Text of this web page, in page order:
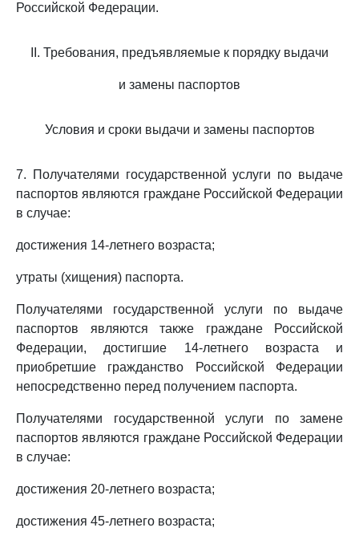
Российской Федерации.
II. Требования, предъявляемые к порядку выдачи
и замены паспортов
Условия и сроки выдачи и замены паспортов
7. Получателями государственной услуги по выдаче
паспортов являются граждане Российской Федерации
в случае:
достижения 14-летнего возраста;
утраты (хищения) паспорта.
Получателями государственной услуги по выдаче
паспортов являются также граждане Российской
Федерации, достигшие 14-летнего возраста и
приобретшие гражданство Российской Федерации
непосредственно перед получением паспорта.
Получателями государственной услуги по замене
паспортов являются граждане Российской Федерации
в случае:
достижения 20-летнего возраста;
достижения 45-летнего возраста;